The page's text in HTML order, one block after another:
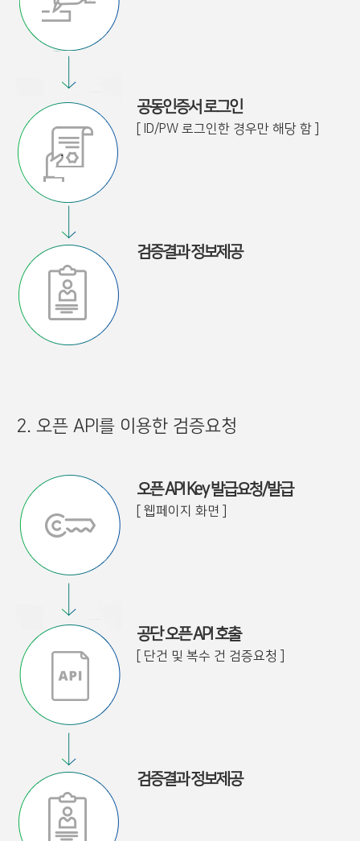
공동인증서 로그인
[ ID/PW 로그인한 경우만 해당 함 ]
검증결과 정보제공
2. 오픈 API를 이용한 검증요청
오픈 API Key 발급요청/발급
[ 웹페이지 화면 ]
공단 오픈 API 호출
[ 단건 및 복수 건 검증요청 ]
검증결과 정보제공